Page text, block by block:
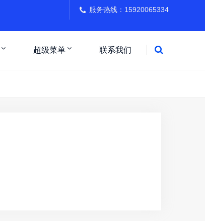
服务热线：15920065334
超级菜单 联系我们